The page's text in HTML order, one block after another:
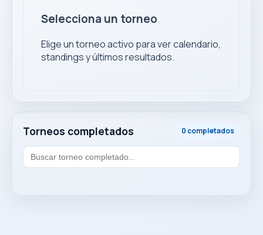
Torneos completados 0 completados
Selecciona un torneo
Elige un torneo activo para ver calendario,
standings y últimos resultados.